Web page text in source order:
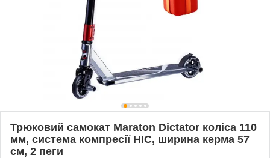
Трюковий самокат Maraton Dictator коліса 110
мм, система компресії HIC, ширина керма 57
см, 2 пеги